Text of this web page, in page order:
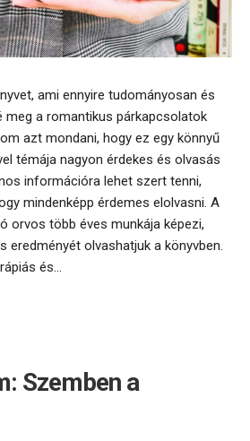
ami ennyire tudományosan és
meg a romantikus párkapcsolatok
azt mondani, hogy ez egy könnyű
témája nagyon érdekes és olvasás
információra lehet szert tenni,
mindenképp érdemes elolvasni. A
orvos több éves munkája képezi,
eredményét olvashatjuk a könyvben.
és...
Szemben a